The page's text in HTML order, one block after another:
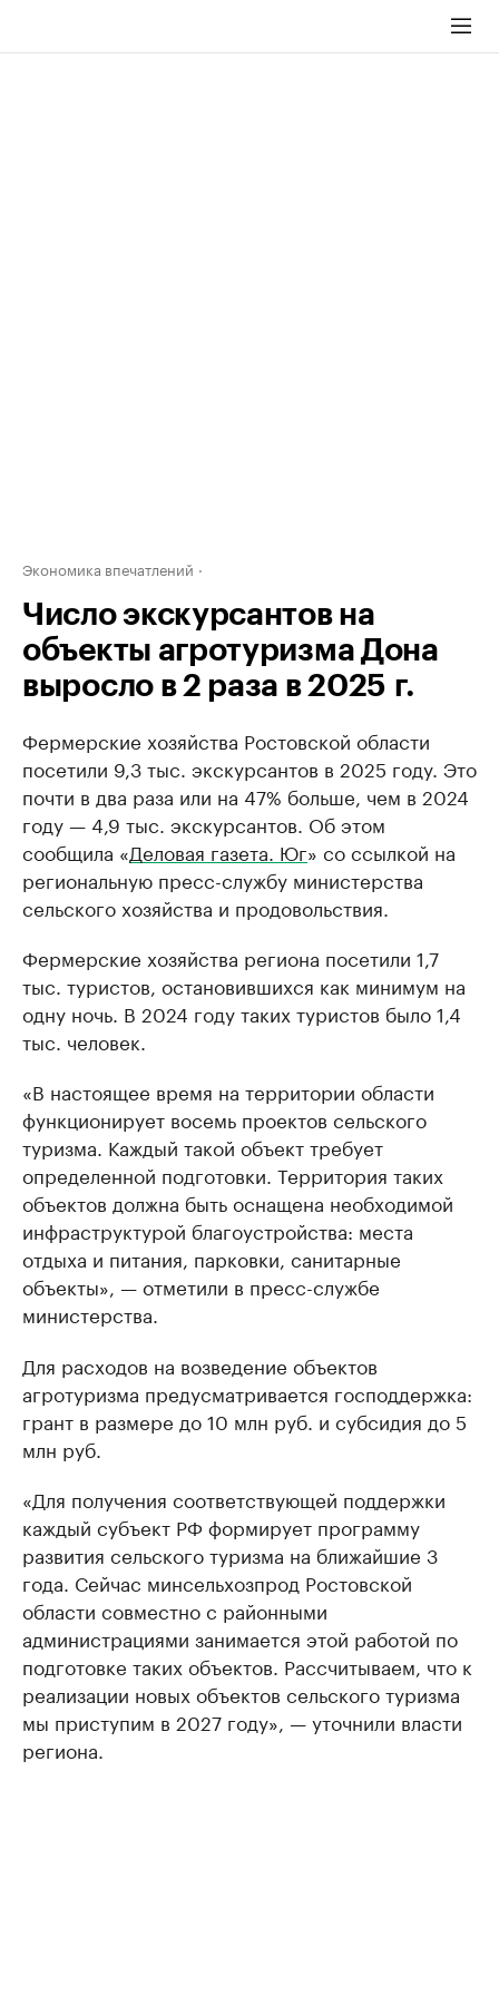
Экономика впечатлений
Число экскурсантов на
объекты агротуризма Дона
выросло в 2 раза в 2025 г.
Фермерские хозяйства Ростовской области
посетили 9,3 тыс. экскурсантов в 2025 году. Это
почти в два раза или на 47% больше, чем в 2024
году — 4,9 тыс. экскурсантов. Об этом
сообщила «Деловая газета. Юг» со ссылкой на
региональную пресс-службу министерства
сельского хозяйства и продовольствия.
Фермерские хозяйства региона посетили 1,7
тыс. туристов, остановившихся как минимум на
одну ночь. В 2024 году таких туристов было 1,4
тыс. человек.
«В настоящее время на территории области
функционирует восемь проектов сельского
туризма. Каждый такой объект требует
определенной подготовки. Территория таких
объектов должна быть оснащена необходимой
инфраструктурой благоустройства: места
отдыха и питания, парковки, санитарные
объекты», — отметили в пресс-службе
министерства.
Для расходов на возведение объектов
агротуризма предусматривается господдержка:
грант в размере до 10 млн руб. и субсидия до 5
млн руб.
«Для получения соответствующей поддержки
каждый субъект РФ формирует программу
развития сельского туризма на ближайшие 3
года. Сейчас минсельхозпрод Ростовской
области совместно с районными
администрациями занимается этой работой по
подготовке таких объектов. Рассчитываем, что к
реализации новых объектов сельского туризма
мы приступим в 2027 году», — уточнили власти
региона.